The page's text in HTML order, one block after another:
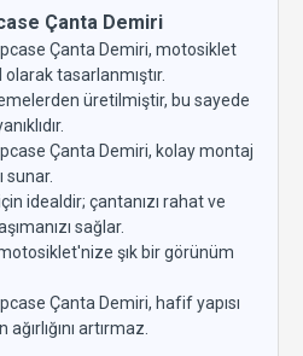
Çanta Demiri
Çanta Demiri, motosiklet
olarak tasarlanmıştır.
üretilmiştir, bu sayede
Çanta Demiri, kolay montaj
sunar.
idealdir; çantanızı rahat ve
sağlar.
şık bir görünüm
Çanta Demiri, hafif yapısı
artırmaz.